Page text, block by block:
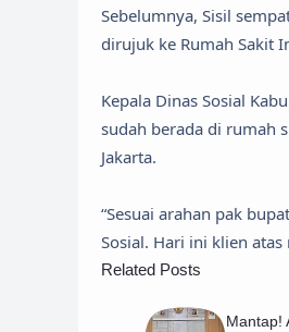
Sebelumnya, Sisil
dirujuk ke Rumah Sakit
Kepala Dinas Sosial
sudah berada di rumah
Jakarta.
“Sesuai arahan pak
Sosial. Hari ini klien atas
Related Posts
Mantap!